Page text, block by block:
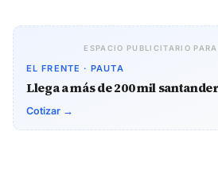
ESPACIO PUBLICITARIO
EL FRENTE · PAUTA
Llega a más de 200 mil
Cotizar →